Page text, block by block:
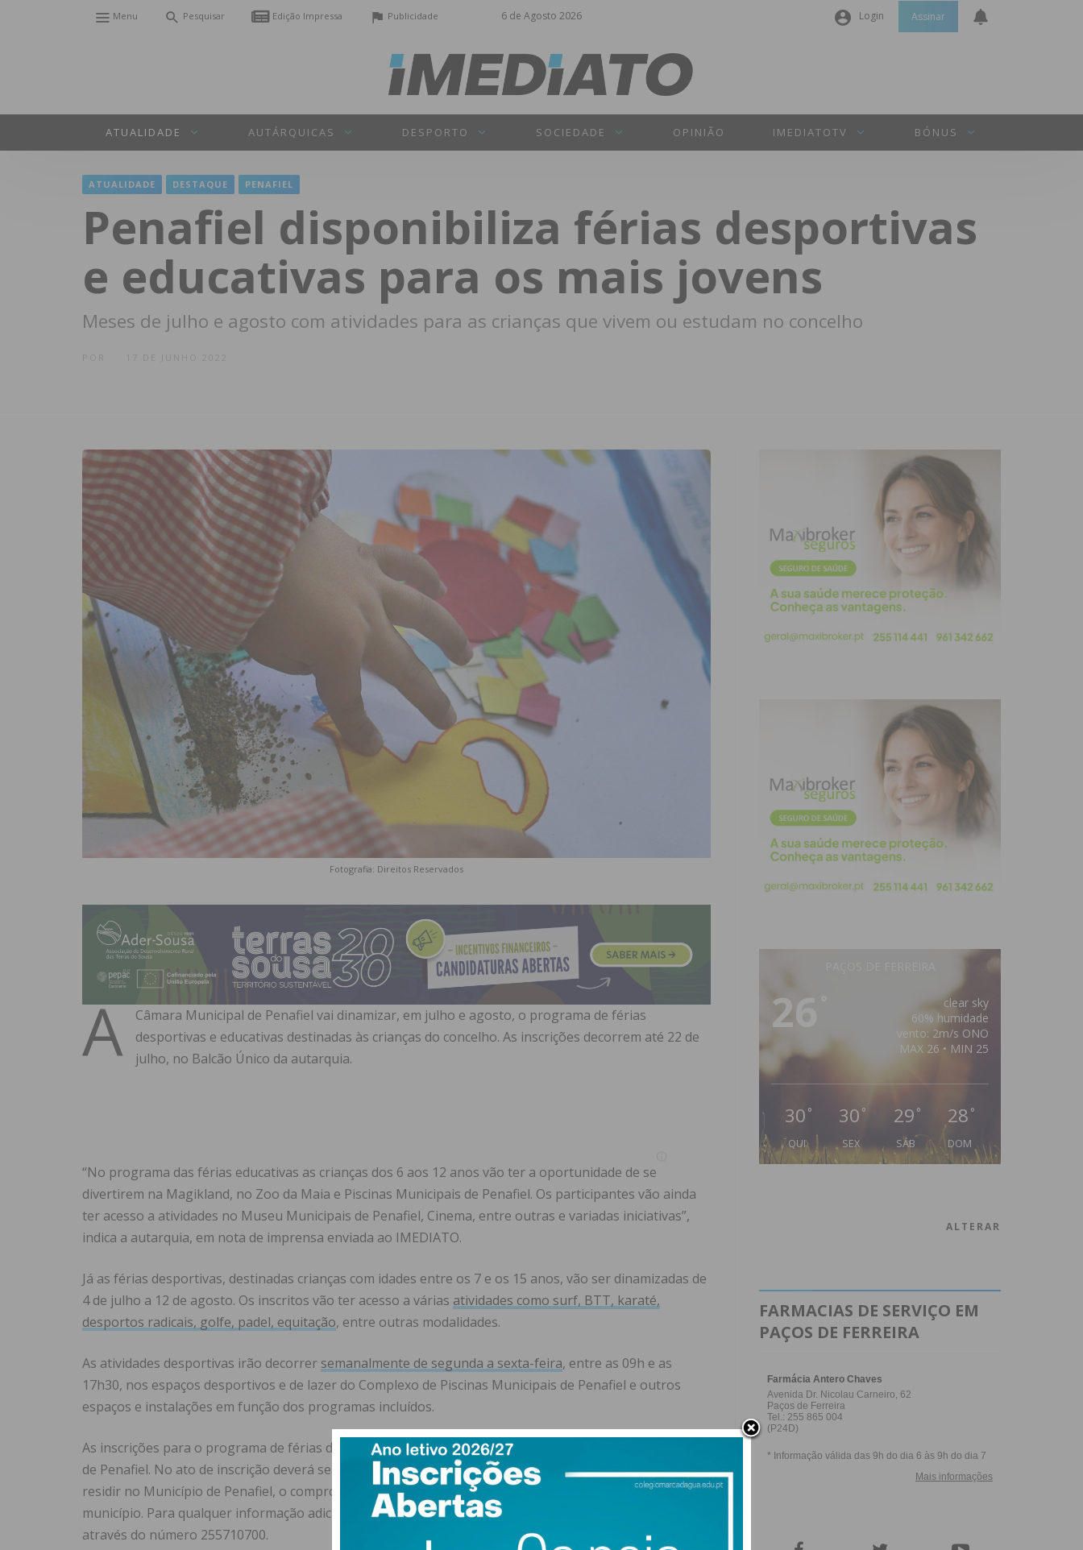
6 de Agosto 2026
Menu Pesquisar Edição Impressa Publicidade Login
Senha
INICIAR SESSÃO
Assinar
ATUALIDADE AUTÁRQUICAS DESPORTO SOCIEDADE OPINIÃO IMEDIATOTV BÓNUS
ATUALIDADE DESTAQUE PENAFIEL
Penafiel disponibiliza férias desportivas
e educativas para os mais jovens
Meses de julho e agosto com atividades para as crianças que vivem ou estudam no concelho
17 DE JUNHO 2022
Fotografia: Direitos Reservados
A
Câmara Municipal de Penafiel vai dinamizar, em julho e agosto, o programa de férias
desportivas e educativas destinadas às crianças do concelho. As inscrições decorrem até 22 de
julho, no Balcão Único da autarquia.
“No programa das férias educativas as crianças dos 6 aos 12 anos vão ter a oportunidade de se
divertirem na Magikland, no Zoo da Maia e Piscinas Municipais de Penafiel. Os participantes vão ainda
ter acesso a atividades no Museu Municipais de Penafiel, Cinema, entre outras e variadas iniciativas”,
indica a autarquia, em nota de imprensa enviada ao IMEDIATO.
Já as férias desportivas, destinadas crianças com idades entre os 7 e os 15 anos, vão ser dinamizadas de
4 de julho a 12 de agosto. Os inscritos vão ter acesso a várias atividades como surf, BTT, karaté,
desportos radicais, golfe, padel, equitação, entre outras modalidades.
As atividades desportivas irão decorrer semanalmente de segunda a sexta-feira, entre as 09h e as
17h30, nos espaços desportivos e de lazer do Complexo de Piscinas Municipais de Penafiel e outros
espaços e instalações em função dos programas incluídos.
As inscrições para o programa de férias decorrem até22 de julho, no Balcão Único da Câmara Municipal
de Penafiel. No ato de inscrição deverá ser apresentado o Cartão de Cidadão/Cédula da criança e, se não
residir no Município de Penafiel, o comprovativo que frequenta um estabelecimento de ensino deste
município. Para qualquer informação adicional, é possível contactar a Câmara Municipal de Penafiel
através do número 255710700.
26
clear sky
60% humidade
vento: 2m/s ONO
MAX 26 • MIN 25
30 °
QUI
30 °
SEX
29 °
SÁB
28 °
DOM
ALTERAR
FARMACIAS DE SERVIÇO EM
PAÇOS DE FERREIRA